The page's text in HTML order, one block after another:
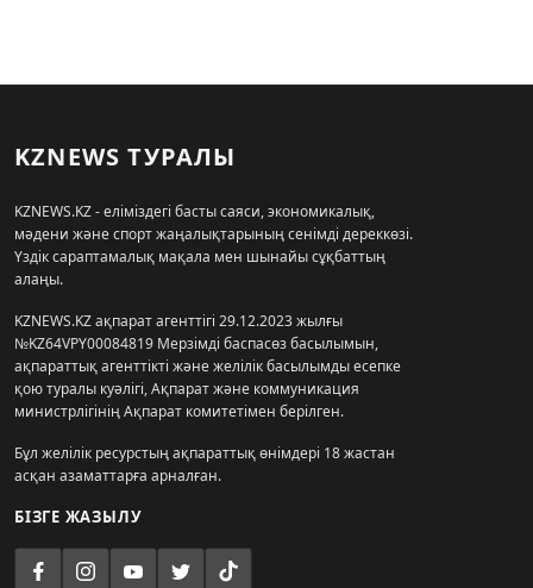
KZNEWS ТУРАЛЫ
KZNEWS.KZ - еліміздегі басты саяси, экономикалық,
мәдени және спорт жаңалықтарының сенімді дереккөзі.
Үздік сараптамалық мақала мен шынайы сұқбаттың
алаңы.
KZNEWS.KZ ақпарат агенттігі 29.12.2023 жылғы
№KZ64VPY00084819 Мерзімді баспасөз басылымын,
ақпараттық агенттікті және желілік басылымды есепке
қою туралы куәлігі, Ақпарат және коммуникация
министрлігінің Ақпарат комитетімен берілген.
Бұл желілік ресурстың ақпараттық өнімдері 18 жастан
асқан азаматтарға арналған.
БІЗГЕ ЖАЗЫЛУ